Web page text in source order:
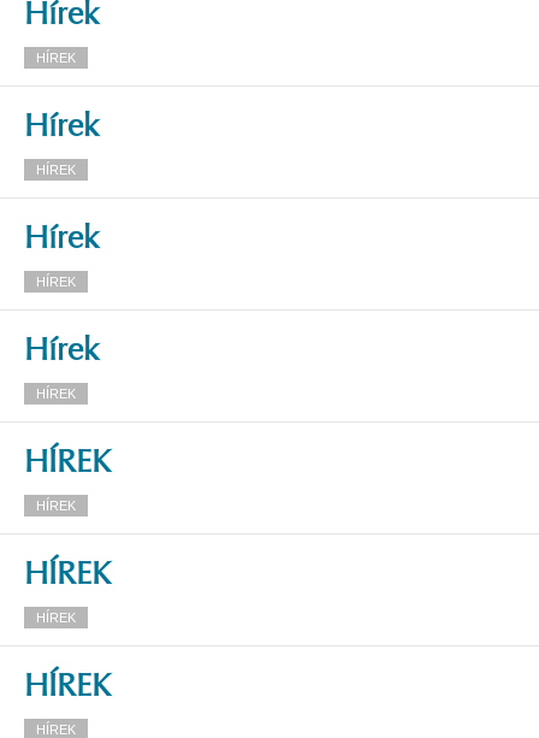
Hírek
HÍREK
Hírek
HÍREK
Hírek
HÍREK
Hírek
HÍREK
HÍREK
HÍREK
HÍREK
HÍREK
HÍREK
HÍREK